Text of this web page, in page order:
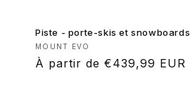
Piste - porte-skis et snowboards
Fournisseur :
MOUNT EVO
Prix
À partir de €439,99 EUR